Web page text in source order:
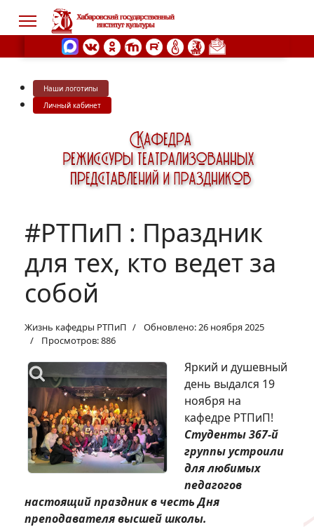
Наши логотипы
Личный кабинет
#РТПиП : Праздник
для тех, кто ведет за
собой
Жизнь кафедры РТПиП
Обновлено: 26 ноября 2025
Просмотров: 886
Яркий и душевный
день выдался 19
ноября на
кафедре РТПиП!
Студенты 367-й
группы устроили
для любимых
педагогов
настоящий праздник в честь Дня
преподавателя высшей школы.